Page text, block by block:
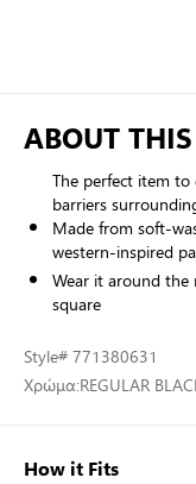
ABOUT THIS
The perfect item
barriers
Made from soft-
western-inspired
Wear it around the
square
Style# 771380631
Χρώμα:REGULAR
How it Fits